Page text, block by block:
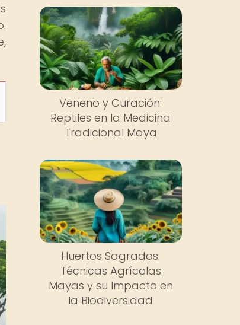
Veneno y Curación:
Reptiles en la Medicina
Tradicional Maya
Huertos Sagrados:
Técnicas Agrícolas
Mayas y su Impacto en
la Biodiversidad